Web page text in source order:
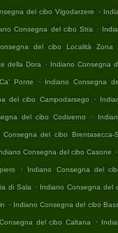
del cibo Vigodarzere .
Consegna del cibo Stra .
del cibo Località Zona
della Dora . Indiano Consegna
Ponte . Indiano Consegna
del cibo Campodarsego .
del cibo Codiverno .
Consegna del cibo Brentasecca-
Consegna del cibo Casone .
. Indiano Consegna del
di Sala . Indiano Consegna del
. Indiano Consegna del cibo
del cibo Caltana .